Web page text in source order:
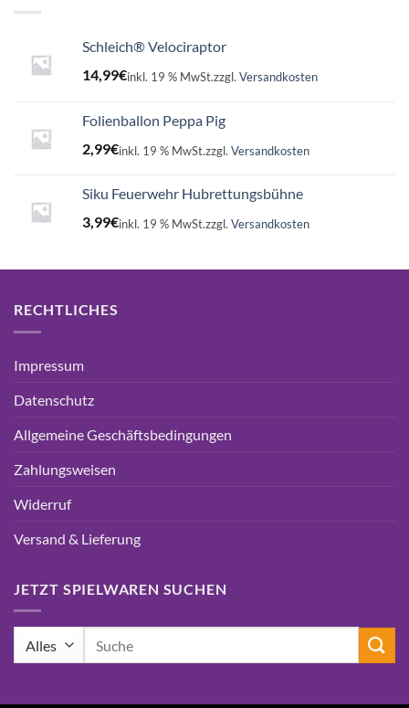
Schleich® Velociraptor
14,99€inkl. 19 % MwSt.zzgl. Versandkosten
Folienballon Peppa Pig
2,99€inkl. 19 % MwSt.zzgl. Versandkosten
Siku Feuerwehr Hubrettungsbühne
3,99€inkl. 19 % MwSt.zzgl. Versandkosten
RECHTLICHES
Impressum
Datenschutz
Allgemeine Geschäftsbedingungen
Zahlungsweisen
Widerruf
Versand & Lieferung
JETZT SPIELWAREN SUCHEN